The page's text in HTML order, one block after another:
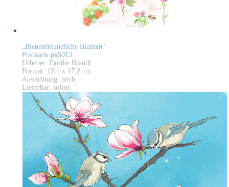
„Bienenfreundliche Blumen“
Postkarte pk5013
Urheber: Dörthe Brandt
Format: 12,1 x 17,2 cm
Ausrichtung: hoch
Lieferbar: sofort